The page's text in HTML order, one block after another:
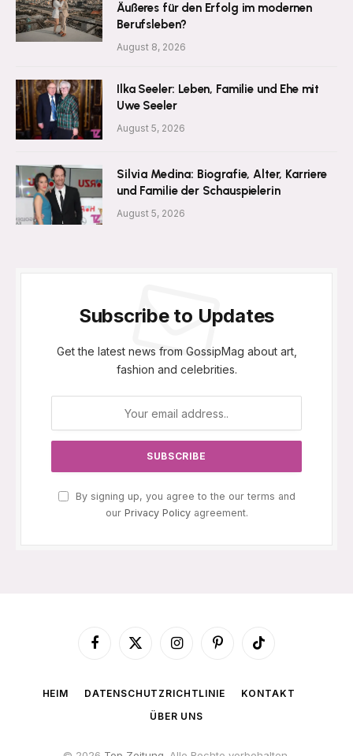
Äußeres für den Erfolg im modernen
Berufsleben?
August 8, 2026
Ilka Seeler: Leben, Familie und Ehe mit
Uwe Seeler
August 5, 2026
Silvia Medina: Biografie, Alter, Karriere
und Familie der Schauspielerin
August 5, 2026
Subscribe to Updates
Get the latest news from GossipMag about art,
fashion and celebrities.
By signing up, you agree to the our terms and
our Privacy Policyagreement.
Facebook
X
InstagramPinterestTikTok
HEIM DATENSCHUTZRICHTLINIE
KONTAKT
ÜBER UNS